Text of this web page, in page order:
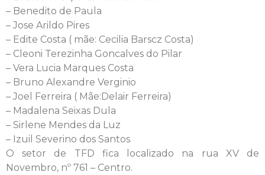
– Benedito de Paula
– Jose Arildo Pires
– Edite Costa ( mãe: Cecilia Barscz Costa)
– Cleoni Terezinha Goncalves do Pilar
– Vera Lucia Marques Costa
– Bruno Alexandre Verginio
– Joel Ferreira ( Mãe:Delair Ferreira)
– Madalena Seixas Dula
– Sirlene Mendes da Luz
– Izuil Severino dos Santos
O setor de TFD fica localizado na rua XV de
Novembro, nº 761 – Centro.